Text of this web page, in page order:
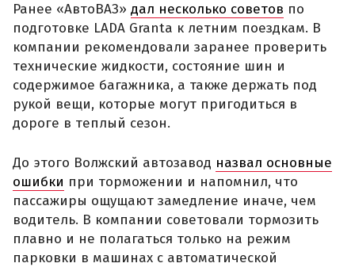
Ранее «АвтоВАЗ» дал несколько советов по
подготовке LADA Granta к летним поездкам. В
компании рекомендовали заранее проверить
технические жидкости, состояние шин и
содержимое багажника, а также держать под
рукой вещи, которые могут пригодиться в
дороге в теплый сезон.
До этого Волжский автозавод назвал основные
ошибки при торможении и напомнил, что
пассажиры ощущают замедление иначе, чем
водитель. В компании советовали тормозить
плавно и не полагаться только на режим
парковки в машинах с автоматической